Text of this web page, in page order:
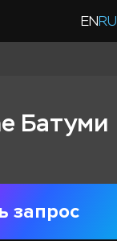
ENRU
Батуми
запрос